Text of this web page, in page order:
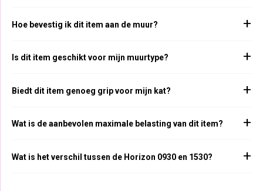
Hoe bevestig ik dit item aan de muur?
Is dit item geschikt voor mijn muurtype?
Biedt dit item genoeg grip voor mijn kat?
Wat is de aanbevolen maximale belasting van dit item?
Wat is het verschil tussen de Horizon 0930 en 1530?